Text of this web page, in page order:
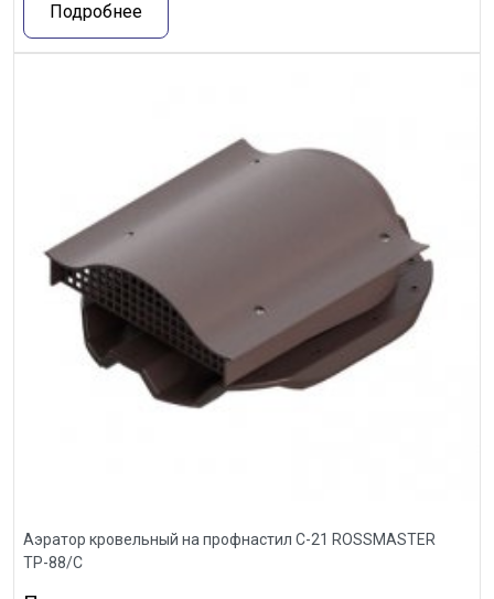
Подробнее
Аэратор кровельный на профнастил С-21 ROSSMASTER
ТР-88/С